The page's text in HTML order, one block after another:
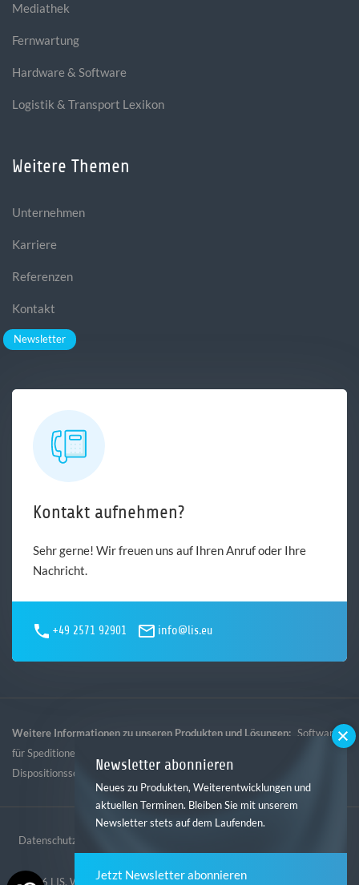
Mediathek
Fernwartung
Hardware & Software
Logistik & Transport Lexikon
Weitere Themen
Unternehmen
Karriere
Referenzen
Kontakt
Newsletter
Kontakt aufnehmen?
Sehr gerne! Wir freuen uns auf Ihren Anruf oder Ihre
Nachricht.
+49 2571 92901 info@lis.eu
Weitere Informationen zu unseren Produkten und Lösungen: Software
für Speditionen
Dispositionssoftware
© 2026 LIS. Website erstellt von der Digitalagentur mindtwo
Datenschutz
Newsletter abonnieren
Neues zu Produkten, Weiterentwicklungen und
aktuellen Terminen. Bleiben Sie mit unserem
Newsletter stets auf dem Laufenden.
Jetzt Newsletter abonnieren